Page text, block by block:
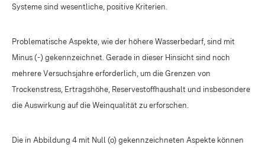
Systeme sind wesentliche, positive Kriterien.
Problematische Aspekte, wie der höhere Wasserbedarf, sind mit
Minus (-) gekennzeichnet. Gerade in dieser Hinsicht sind noch
mehrere Versuchsjahre erforderlich, um die Grenzen von
Trockenstress, Ertragshöhe, Reservestoffhaushalt und insbesondere
die Auswirkung auf die Weinqualität zu erforschen.
Die in Abbildung 4 mit Null (o) gekennzeichneten Aspekte können